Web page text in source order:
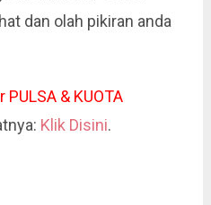
dan olah pikiran anda
& KUOTA
Klik Disini.